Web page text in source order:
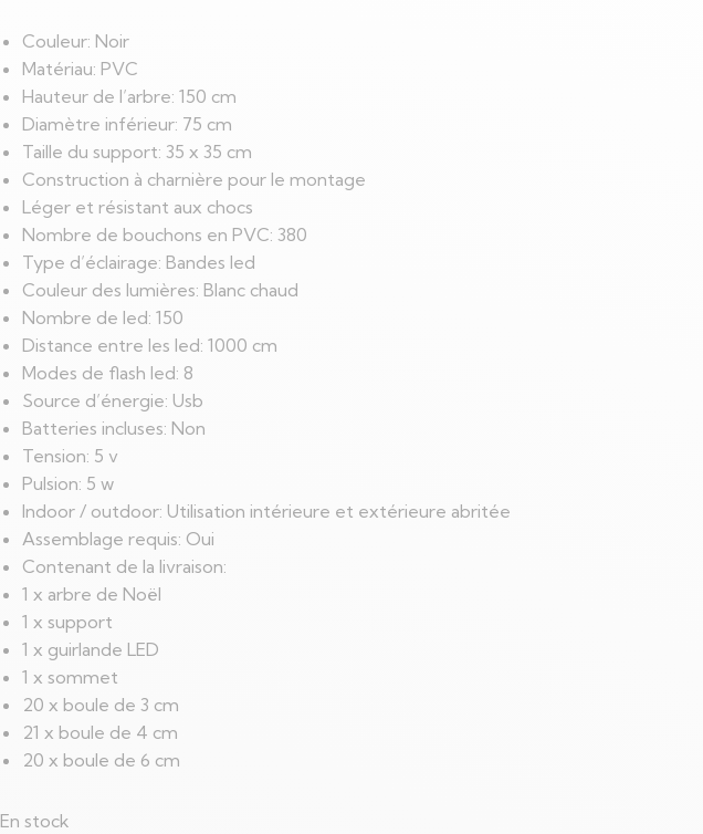
Couleur: Noir
Matériau: PVC
Hauteur de l’arbre: 150 cm
Diamètre inférieur: 75 cm
Taille du support: 35 x 35 cm
Construction à charnière pour le montage
Léger et résistant aux chocs
Nombre de bouchons en PVC: 380
Type d’éclairage: Bandes led
Couleur des lumières: Blanc chaud
Nombre de led: 150
Distance entre les led: 1000 cm
Modes de flash led: 8
Source d’énergie: Usb
Batteries incluses: Non
Tension: 5 v
Pulsion: 5 w
Indoor / outdoor: Utilisation intérieure et extérieure abritée
Assemblage requis: Oui
Contenant de la livraison:
1 x arbre de Noël
1 x support
1 x guirlande LED
1 x sommet
20 x boule de 3 cm
21 x boule de 4 cm
20 x boule de 6 cm
En stock